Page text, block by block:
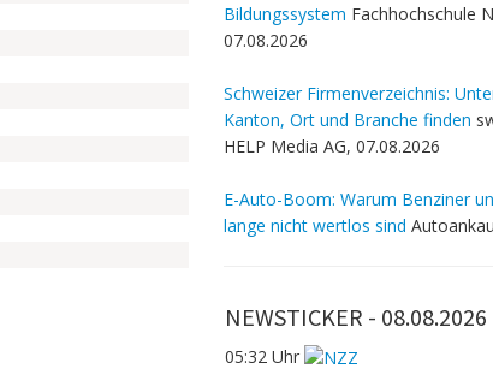
Bildungssystem Fachhochschule
07.08.2026
Schweizer Firmenverzeichnis:
Kanton, Ort und Branche finden
HELP Media AG, 07.08.2026
E-Auto-Boom: Warum Benziner
lange nicht wertlos sind
NEWSTICKER - 08.08.2026
05:32 Uhr